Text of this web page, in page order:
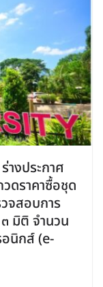
างประกาศ
วดราคาซื้อชุด
จสอบการ
มิติ จำนวน
อนิกส์ (e-